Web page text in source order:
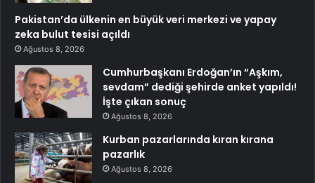
Pakistan’da ülkenin en büyük veri merkezi ve yapay
zeka bulut tesisi açıldı
Ağustos 8, 2026
Cumhurbaşkanı Erdoğan’ın “Aşkım,
sevdam” dediği şehirde anket yapıldı!
İşte çıkan sonuç
Ağustos 8, 2026
Kurban pazarlarında kıran kırana
pazarlık
Ağustos 8, 2026